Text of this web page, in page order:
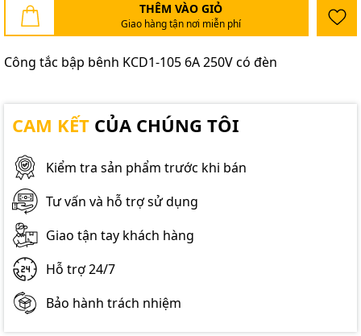
THÊM VÀO GIỎ
Giao hàng tận nơi miễn phí
Công tắc bập bênh KCD1-105 6A 250V có đèn
CAM KẾT CỦA CHÚNG TÔI
Kiểm tra sản phẩm trước khi bán
Tư vấn và hỗ trợ sử dụng
Giao tận tay khách hàng
Hỗ trợ 24/7
Bảo hành trách nhiệm